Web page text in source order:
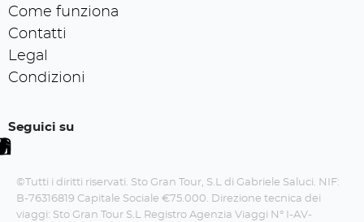
Come funziona
Contatti
Legal
Condizioni
Seguici su
©Tutti i diritti riservati. Sto Gran Tour, S.L di Gabriele Saluci. NIF:
B-76316819 Capitale Sociale €75.000. Direzione tecnica dei
viaggi: Sto Gran Tour S.L Registro Agenzia Viaggi N° I-AV-